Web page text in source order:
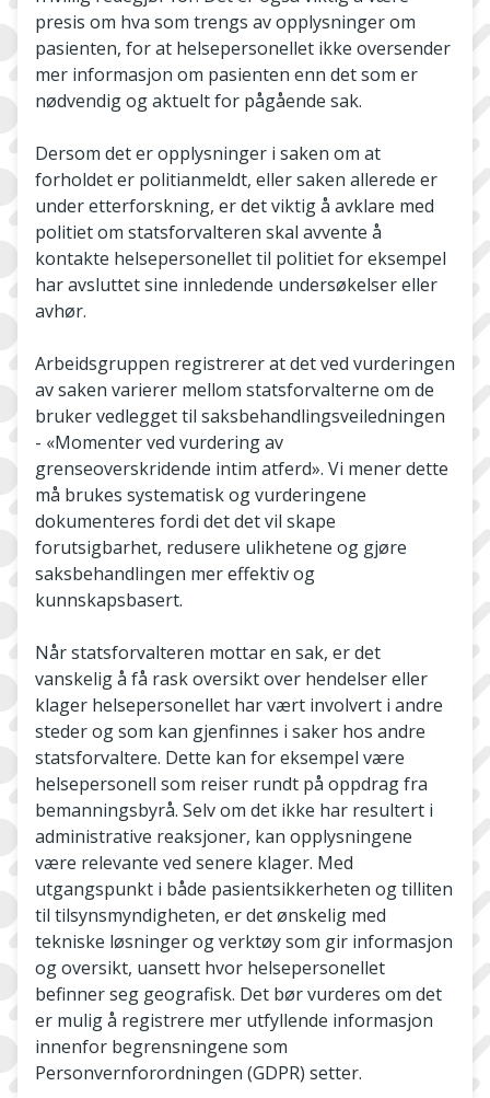
presis om hva som trengs av opplysninger om
pasienten, for at helsepersonellet ikke oversender
mer informasjon om pasienten enn det som er
nødvendig og aktuelt for pågående sak.
Dersom det er opplysninger i saken om at
forholdet er politianmeldt, eller saken allerede er
under etterforskning, er det viktig å avklare med
politiet om statsforvalteren skal avvente å
kontakte helsepersonellet til politiet for eksempel
har avsluttet sine innledende undersøkelser eller
avhør.
Arbeidsgruppen registrerer at det ved vurderingen
av saken varierer mellom statsforvalterne om de
bruker vedlegget til saksbehandlingsveiledningen
- «Momenter ved vurdering av
grenseoverskridende intim atferd». Vi mener dette
må brukes systematisk og vurderingene
dokumenteres fordi det det vil skape
forutsigbarhet, redusere ulikhetene og gjøre
saksbehandlingen mer effektiv og
kunnskapsbasert.
Når statsforvalteren mottar en sak, er det
vanskelig å få rask oversikt over hendelser eller
klager helsepersonellet har vært involvert i andre
steder og som kan gjenfinnes i saker hos andre
statsforvaltere. Dette kan for eksempel være
helsepersonell som reiser rundt på oppdrag fra
bemanningsbyrå. Selv om det ikke har resultert i
administrative reaksjoner, kan opplysningene
være relevante ved senere klager. Med
utgangspunkt i både pasientsikkerheten og tilliten
til tilsynsmyndigheten, er det ønskelig med
tekniske løsninger og verktøy som gir informasjon
og oversikt, uansett hvor helsepersonellet
befinner seg geografisk. Det bør vurderes om det
er mulig å registrere mer utfyllende informasjon
innenfor begrensningene som
Personvernforordningen (GDPR) setter.